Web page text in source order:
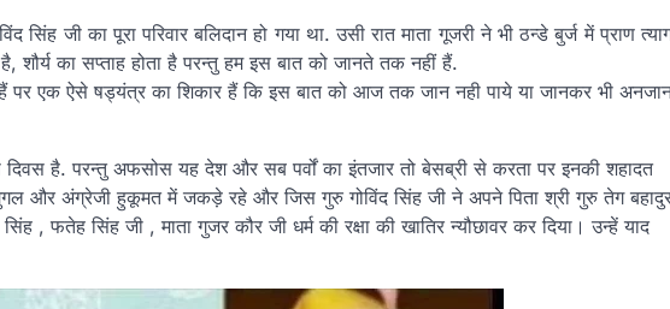
सिंह जी का पूरा परिवार बलिदान हो गया था. उसी रात माता गूजरी ने भी ठन्डे बुर्ज में प्राण
शौर्य का सप्ताह होता है परन्तु हम इस बात को जानते तक नहीं हैं.
पर एक ऐसे षड्यंत्र का शिकार हैं कि इस बात को आज तक जान नही पाये या जानकर भी
है. परन्तु अफसोस यह देश और सब पर्वों का इंतजार तो बेसब्री से करता पर इनकी शहादत
और अंग्रेजी हुकूमत में जकड़े रहे और जिस गुरु गोविंद सिंह जी ने अपने पिता श्री गुरु तेग
, फतेह सिंह जी , माता गुजर कौर जी धर्म की रक्षा की खातिर न्यौछावर कर दिया। उन्हें याद